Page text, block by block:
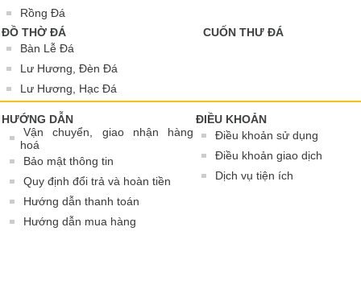
Rồng Đá
ĐỒ THỜ ĐÁ
Bàn Lễ Đá
Lư Hương, Đèn Đá
Lư Hương, Hạc Đá
CUỐN THƯ ĐÁ
HƯỚNG DẪN
Vận chuyển, giao nhận hàng
hoá
Bảo mật thông tin
Quy định đổi trả và hoàn tiền
Hướng dẫn thanh toán
Hướng dẫn mua hàng
ĐIỀU KHOẢN
Điều khoản sử dụng
Điều khoản giao dịch
Dịch vụ tiện ích